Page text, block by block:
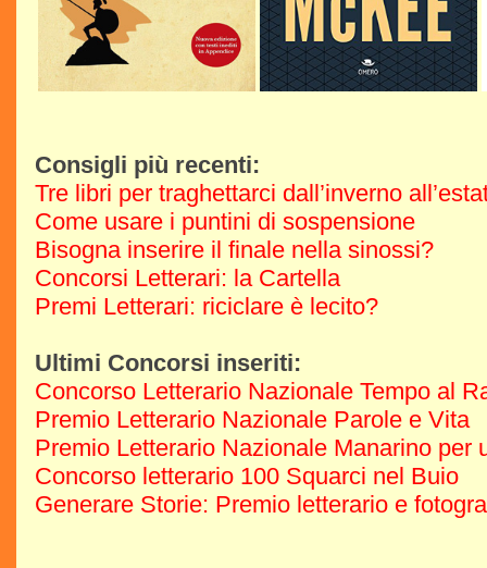
Consigli più recenti:
Tre libri per traghettarci dall’inverno
Come usare i puntini di sospensione
Bisogna inserire il finale nella sinossi?
Concorsi Letterari: la Cartella
Premi Letterari: riciclare è lecito?
Ultimi Concorsi inseriti:
Concorso Letterario Nazionale Tempo al
Premio Letterario Nazionale Parole e Vita
Premio Letterario Nazionale Manarino per
Concorso letterario 100 Squarci nel Buio
Generare Storie: Premio letterario e